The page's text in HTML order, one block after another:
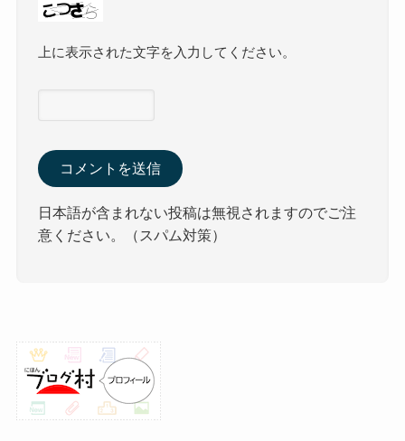
上に表示された文字を入力してください。
日本語が含まれない投稿は無視されますのでご注
意ください。（スパム対策）